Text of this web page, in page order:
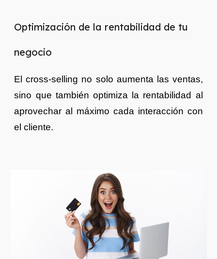
Optimización de la rentabilidad de tu
negocio
El cross-selling no solo aumenta las ventas,
sino que también optimiza la rentabilidad al
aprovechar al máximo cada interacción con
el cliente.